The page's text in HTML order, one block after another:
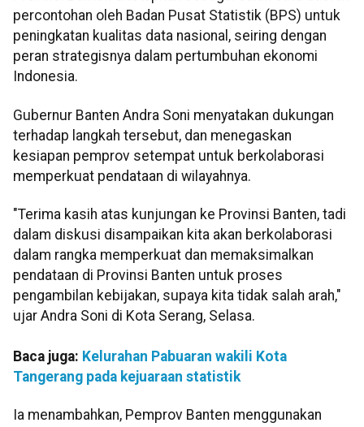
percontohan oleh Badan Pusat Statistik (BPS) untuk
peningkatan kualitas data nasional, seiring dengan
peran strategisnya dalam pertumbuhan ekonomi
Indonesia.
Gubernur Banten Andra Soni menyatakan dukungan
terhadap langkah tersebut, dan menegaskan
kesiapan pemprov setempat untuk berkolaborasi
memperkuat pendataan di wilayahnya.
"Terima kasih atas kunjungan ke Provinsi Banten, tadi
dalam diskusi disampaikan kita akan berkolaborasi
dalam rangka memperkuat dan memaksimalkan
pendataan di Provinsi Banten untuk proses
pengambilan kebijakan, supaya kita tidak salah arah,"
ujar Andra Soni di Kota Serang, Selasa.
Baca juga: Kelurahan Pabuaran wakili Kota
Tangerang pada kejuaraan statistik
Ia menambahkan, Pemprov Banten menggunakan